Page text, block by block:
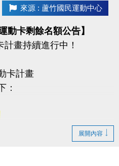
優惠
zh_TW/news/pageID/1/
來源 : 蘆竹國民運動中心
動卡剩餘名額公告】
畫持續進行中！
卡計畫
：
展開內容